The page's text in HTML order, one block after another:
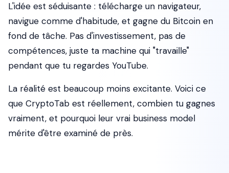
L'idée est séduisante : télécharge un navigateur,
navigue comme d'habitude, et gagne du Bitcoin en
fond de tâche. Pas d'investissement, pas de
compétences, juste ta machine qui "travaille"
pendant que tu regardes YouTube.
La réalité est beaucoup moins excitante. Voici ce
que CryptoTab est réellement, combien tu gagnes
vraiment, et pourquoi leur vrai business model
mérite d'être examiné de près.